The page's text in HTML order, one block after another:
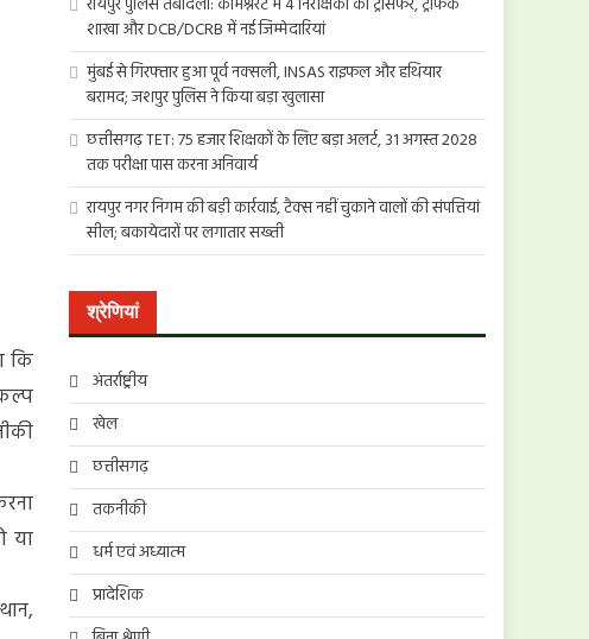
कि
या
रायपुर पुलिस तबादला: कमिश्नरेट में 4 निरीक्षकों का ट्रांसफर, ट्रैफिक
शाखा और DCB/DCRB में नई जिम्मेदारियां
मुंबई से गिरफ्तार हुआ पूर्व नक्सली, INSAS राइफल और हथियार
बरामद; जशपुर पुलिस ने किया बड़ा खुलासा
छत्तीसगढ़ TET: 75 हजार शिक्षकों के लिए बड़ा अलर्ट, 31 अगस्त 2028
तक परीक्षा पास करना अनिवार्य
रायपुर नगर निगम की बड़ी कार्रवाई, टैक्स नहीं चुकाने वालों की संपत्तियां
सील; बकायेदारों पर लगातार सख्ती
श्रेणियां
अंतर्राष्ट्रीय
खेल
छत्तीसगढ़
तकनीकी
धर्म एवं अध्यात्म
प्रादेशिक